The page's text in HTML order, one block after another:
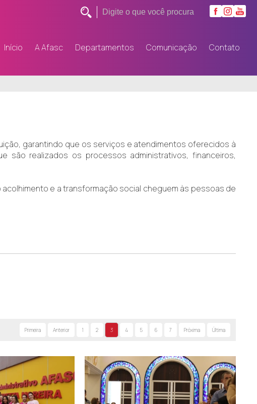
Início A Afasc Departamentos Comunicação Contato
garantindo que os serviços e atendimentos oferecidos à
são realizados os processos administrativos, financeiros,
e a transformação social cheguem às pessoas de
Primeira Anterior 1 2 3 4 5 6 7 Próxima Última